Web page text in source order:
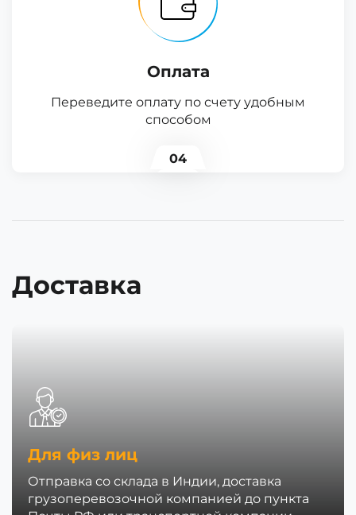
Оплата
Переведите оплату по счету удобным
способом
04
Доставка
Для физ лиц
Отправка со склада в Индии, доставка
грузоперевозочной компанией до пункта